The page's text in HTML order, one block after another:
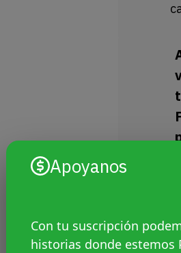
Apoyanos
Con tu suscripción
historias donde estemos